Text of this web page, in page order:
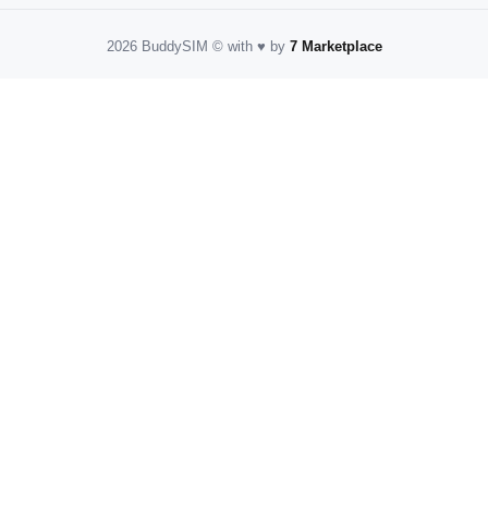
2026 BuddySIM ©️with ♥️ by 7 Marketplace